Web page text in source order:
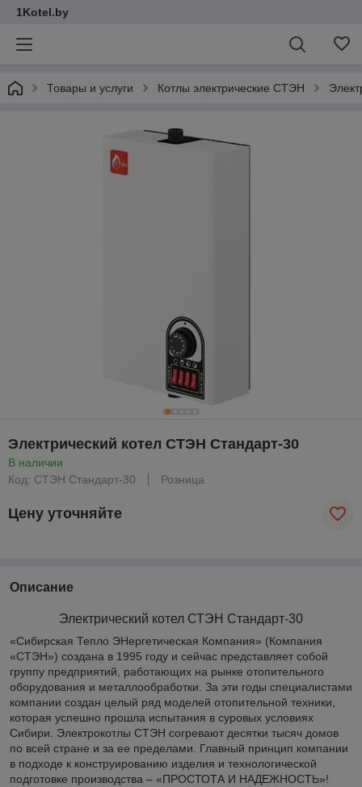
1Kotel.by
Товары и услуги Котлы электрические СТЭН
Электрический котел СТЭН Стандарт-30
В наличии
Код: СТЭН Стандарт-30
Розница
Цену уточняйте
Описание
Электрический котел СТЭН Стандарт-30
«Сибирская Тепло ЭНергетическая Компания» (Компания
«СТЭН») создана в 1995 году и сейчас представляет собой
группу предприятий, работающих на рынке отопительного
оборудования и металлообработки. За эти годы специалистами
компании создан целый ряд моделей отопительной техники,
которая успешно прошла испытания в суровых условиях
Сибири. Электрокотлы СТЭН согревают десятки тысяч домов
по всей стране и за ее пределами. Главный принцип компании
в подходе к конструированию изделия и технологической
подготовке производства – «ПРОСТОТА И НАДЕЖНОСТЬ»!